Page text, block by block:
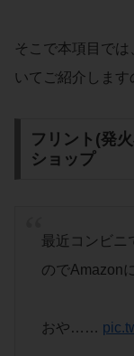
そこで本項目で
いてご紹介します
フリント(発
ショップ
最近コンビニ
のでAmazon
おや……